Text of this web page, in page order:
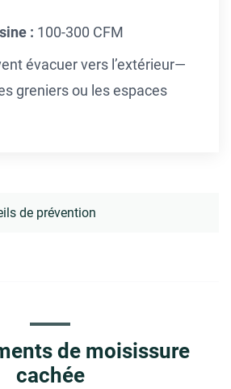
: 100-300 CFM
évacuer vers l’extérieur—
greniers ou les espaces
de prévention
de moisissure
cachée